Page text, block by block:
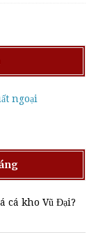
ngoại
cá kho Vũ Đại?